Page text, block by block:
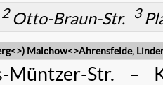
2Otto-Braun-Str. 3
Malchow<>Ahrensfelde,
Müntzer-Str.